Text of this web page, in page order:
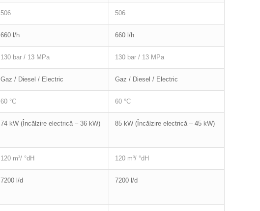
506 506
660 l/h 660 l/h
130 bar / 13 MPa 130 bar / 13 MPa
Gaz / Diesel / Electric Gaz / Diesel / Electric
60 °C 60 °C
74 kW (Încălzire electrică – 36 kW) 85 kW (Încălzire electrică – 45 kW)
120 m³/ °dH 120 m³/ °dH
7200 l/d 7200 l/d